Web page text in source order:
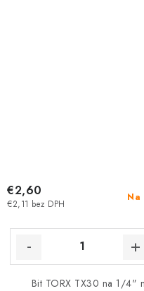
Na
€2,11 bez DPH
€2,60
Bit TORX TX30 na 1/4"